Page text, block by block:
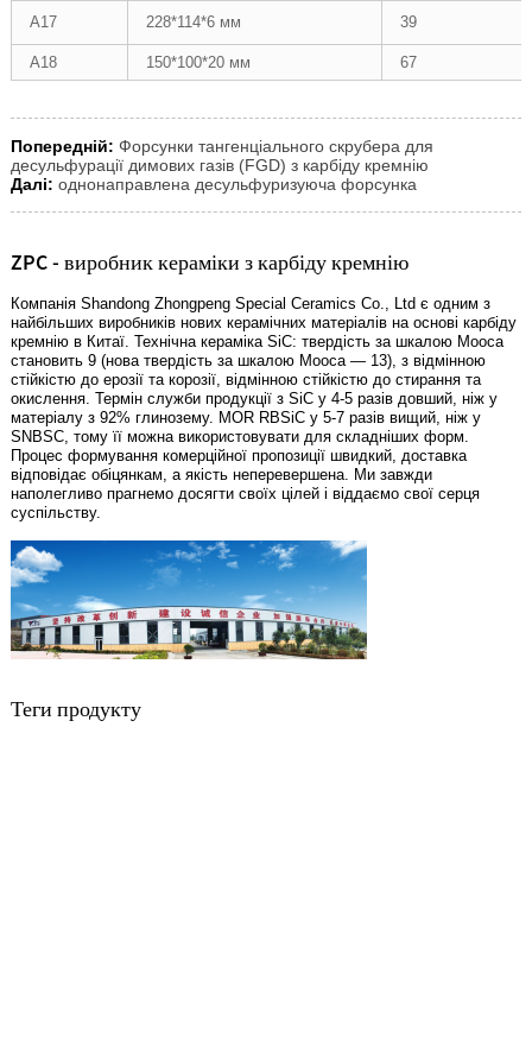
А17 228*114*6 мм 39
А18 150*100*20 мм 67
Попередній: Форсунки тангенціального скрубера для
десульфурації димових газів (FGD) з карбіду кремнію
Далі: однонаправлена ​​десульфуризуюча форсунка
ZPC - виробник кераміки з карбіду кремнію
Компанія Shandong Zhongpeng Special Ceramics Co., Ltd є одним з
найбільших виробників нових керамічних матеріалів на основі карбіду
кремнію в Китаї. Технічна кераміка SiC: твердість за шкалою Мооса
становить 9 (нова твердість за шкалою Мооса — 13), з відмінною
стійкістю до ерозії та корозії, відмінною стійкістю до стирання та
окислення. Термін служби продукції з SiC у 4-5 разів довший, ніж у
матеріалу з 92% глинозему. MOR RBSiC у 5-7 разів вищий, ніж у
SNBSC, тому її можна використовувати для складніших форм.
Процес формування комерційної пропозиції швидкий, доставка
відповідає обіцянкам, а якість неперевершена. Ми завжди
наполегливо прагнемо досягти своїх цілей і віддаємо свої серця
суспільству.
Теги продукту